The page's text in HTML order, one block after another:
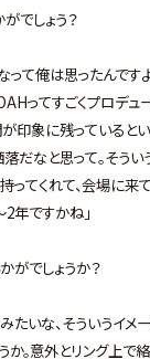
でしょう？
って俺は思ったんで
ってすごくプロデ
象に残っていると
だなと思って。そう
てくれて、会場に
年ですかね」
がでしょうか？
いな、そういうイメ
。意外とリング上で